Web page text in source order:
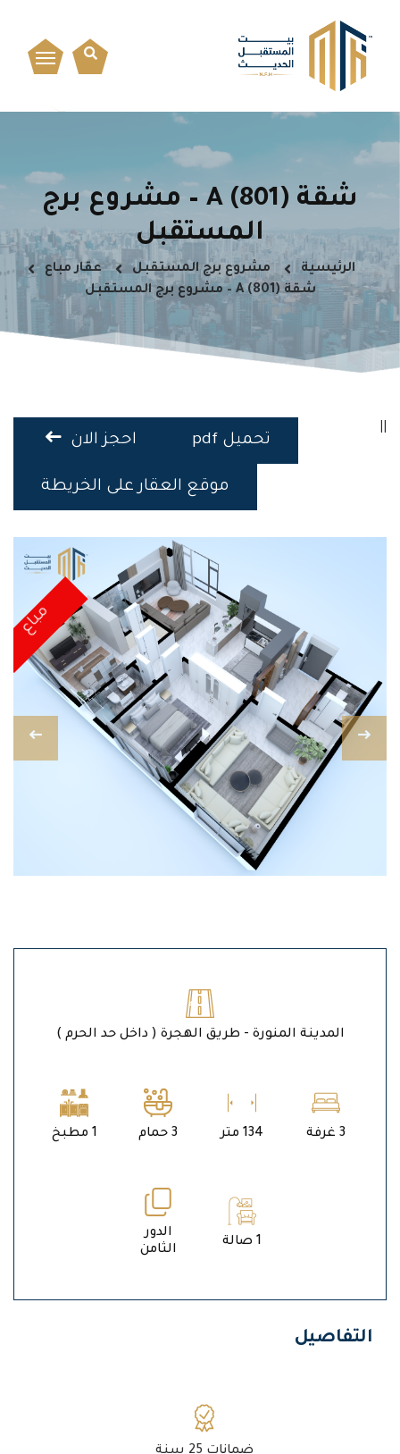
شقة A (801) – مشروع برج
المستقبل
الرئيسية مشروع برج المستقبل
عقار مباع
شقة A (801) – مشروع برج المستقبل
احجز الان تحميل pdf
موقع العقار على الخريطة
مباع
المدينة المنورة - طريق الهجرة ( داخل حد الحرم )
3 غرفة 134 متر 3 حمام 1 مطبخ
1 صالة
الدور
الثامن
التفاصيل